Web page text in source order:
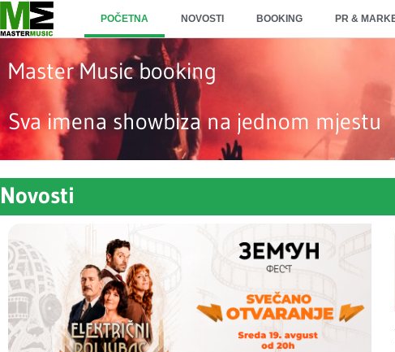
POČETNA NOVOSTI BOOKING PR &
Master Music booking
Sva imena showbiza na jednom mjestu
Novosti